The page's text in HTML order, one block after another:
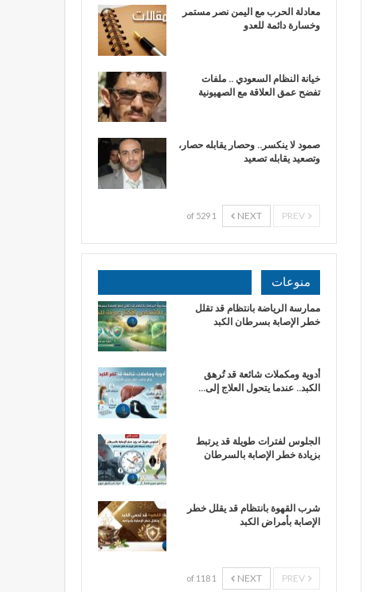
​معادلة الحرب مع اليمن نصر مستمر
وخسارة دائمة للعدو
خيانة النظام السعودي .. ملفات
تفضح عمق العلاقة مع الصهيونية
صمود لا ينكسر.. وحصار يقابله حصار،
وتصعيد يقابله تصعيد
NEXT
1 of 529
منوعات
ممارسة الرياضة بانتظام قد تقلل
خطر الإصابة بسرطان الكبد
أدوية ومكملات شائعة قد تُرهق
الكبد.. عندما يتحول العلاج إلى…
الجلوس لفترات طويلة قد يرتبط
بزيادة خطر الإصابة بالسرطان
شرب القهوة بانتظام قد يقلل خطر
الإصابة بأمراض الكبد
NEXT
1 of 118